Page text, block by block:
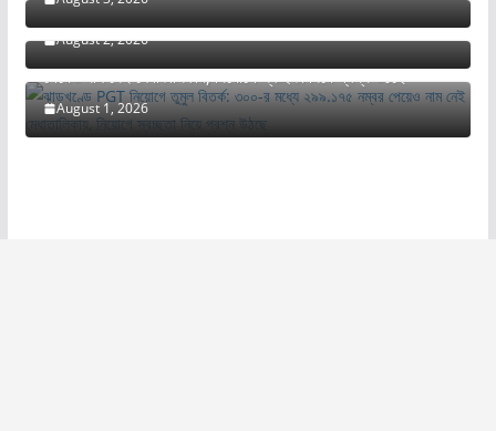
অধিকারী
August 2, 2026
ঝাড়খণ্ডে PGT নিয়োগে তুমুল বিতর্ক: ৩০০-র মধ্যে ২৯৯.১৭৫ নম্বর
পেয়েও নাম নেই মেধাতালিকায়, নিয়োগে স্বচ্ছতা নিয়ে প্রশ্ন উঠছে
August 1, 2026